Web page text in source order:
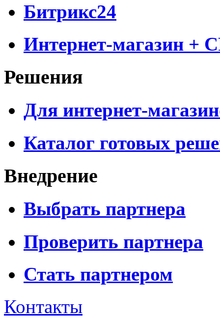
Битрикс24
Интернет-магазин +
Решения
Для интернет-
Каталог готовых
Внедрение
Выбрать партнера
Проверить партнера
Стать партнером
Контакты